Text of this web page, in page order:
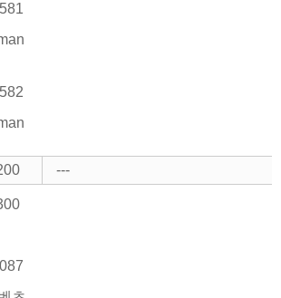
---